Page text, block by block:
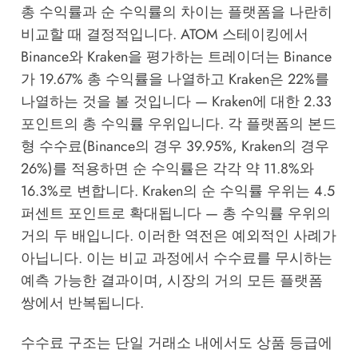
총 수익률과 순 수익률의 차이는 플랫폼을 나란히
비교할 때 결정적입니다. ATOM 스테이킹에서
Binance와 Kraken을 평가하는 트레이더는 Binance
가 19.67% 총 수익률을 나열하고 Kraken은 22%를
나열하는 것을 볼 것입니다 — Kraken에 대한 2.33
포인트의 총 수익률 우위입니다. 각 플랫폼의 본드
형 수수료(Binance의 경우 39.95%, Kraken의 경우
26%)를 적용하면 순 수익률은 각각 약 11.8%와
16.3%로 변합니다. Kraken의 순 수익률 우위는 4.5
퍼센트 포인트로 확대됩니다 — 총 수익률 우위의
거의 두 배입니다. 이러한 역전은 예외적인 사례가
아닙니다. 이는 비교 과정에서 수수료를 무시하는
예측 가능한 결과이며, 시장의 거의 모든 플랫폼
쌍에서 반복됩니다.
수수료 구조는 단일 거래소 내에서도 상품 등급에